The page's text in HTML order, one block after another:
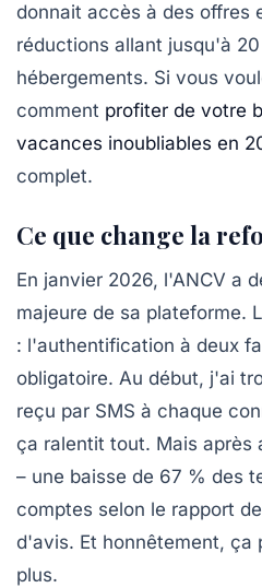
donnait accès à des offres
réductions allant jusqu'à
hébergements. Si vous
comment profiter de votre
vacances inoubliables en
complet.
Ce que change la
En janvier 2026, l'ANCV a
majeure de sa plateforme.
: l'authentification à deux
obligatoire. Au début, j'ai
reçu par SMS à chaque
ça ralentit tout. Mais après
– une baisse de 67 % des
comptes selon le rapport
d'avis. Et honnêtement, ça
plus.